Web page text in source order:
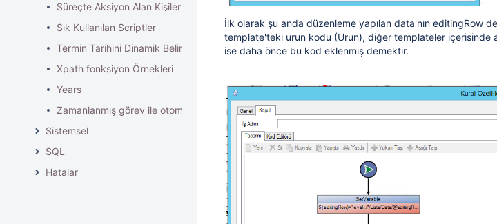
Süreçte Aksiyon Alan Kişileri Bulma ve Bilgilendirme : #Bilgilendirilecekler
Sık Kullanılan Scriptler
Termin Tarihini Dinamik Belirleme
Xpath fonksiyon Örnekleri
Years
Zamanlanmış görev ile otomatik süreç başlatma nasıl yapılır?
Sistemsel
SQL
Hatalar
İlk olarak şu anda düzenleme yapılan data'nın editingRow
template'teki urun kodu (Urun), diğer templateler içerisinde
ise daha önce bu kod eklenmiş demektir.